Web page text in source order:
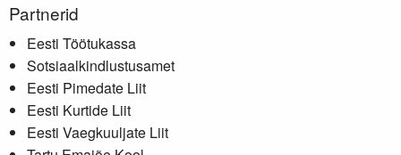
Partnerid
Eesti Töötukassa
Sotsiaalkindlustusamet
Eesti Pimedate Liit
Eesti Kurtide Liit
Eesti Vaegkuuljate Liit